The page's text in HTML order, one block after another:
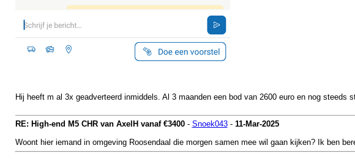
Hij heeft m al 3x geadverteerd inmiddels. Al 3 maanden een bod van 2600 euro en nog steeds
RE: High-end M5 CHR van AxelH vanaf €3400- Snoek043- 11-Mar-2025
Woont hier iemand in omgeving Roosendaal die morgen samen mee wil gaan kijken? Ik ben